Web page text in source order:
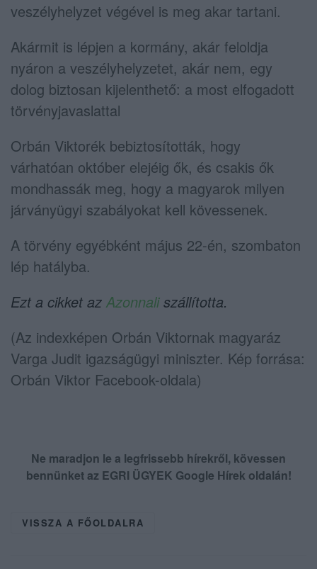
veszélyhelyzet végével is meg akar tartani.
Akármit is lépjen a kormány, akár feloldja
nyáron a veszélyhelyzetet, akár nem, egy
dolog biztosan kijelenthető: a most elfogadott
törvényjavaslattal
Orbán Viktorék bebiztosították, hogy
várhatóan október elejéig ők, és csakis ők
mondhassák meg, hogy a magyarok milyen
járványügyi szabályokat kell kövessenek.
A törvény egyébként május 22-én, szombaton
lép hatályba.
Ezt a cikket az Azonnaliszállította.
(Az indexképen Orbán Viktornak magyaráz
Varga Judit igazságügyi miniszter. Kép forrása:
Orbán Viktor Facebook-oldala)
Ne maradjon le a legfrissebb hírekről, kövessen
bennünket az EGRI ÜGYEK Google Hírek oldalán!
VISSZA A FŐOLDALRA